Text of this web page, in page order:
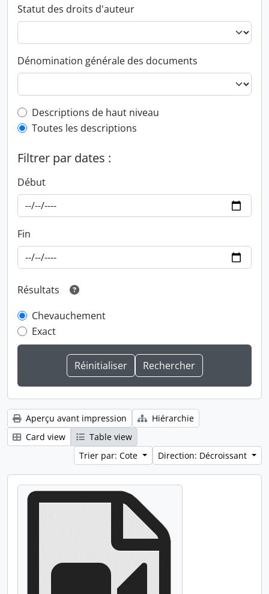
Statut des droits d'auteur
Dénomination générale des documents
Top-level description filter
Descriptions de haut niveau
Toutes les descriptions
Filtrer par dates :
Début
Fin
Résultats
Chevauchement
Exact
Aperçu avant impression
Hiérarchie
Card view
Table view
Trier par: Cote
Direction: Décroissant